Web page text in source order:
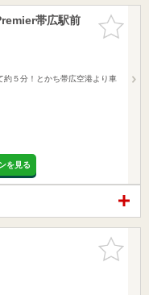
お気に入
りに追加
帯広駅前
約５分！とかち帯広空港より車
を見る
お気に入
りに追加